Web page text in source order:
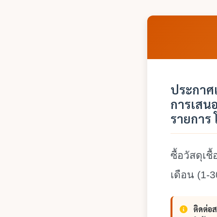
ประกา
การเส
รายการ
ซื้อวัสดุเชื้
เดือน (1-
ติดต่อ